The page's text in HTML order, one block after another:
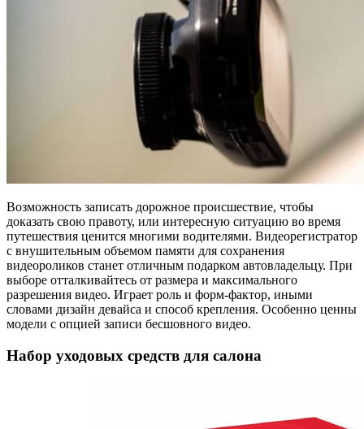
Возможность записать дорожное происшествие, чтобы
доказать свою правоту, или интересную ситуацию во время
путешествия ценится многими водителями. Видеорегистратор
с внушительным объемом памяти для сохранения
видеороликов станет отличным подарком автовладельцу. При
выборе отталкивайтесь от размера и максимального
разрешения видео. Играет роль и форм-фактор, иными
словами дизайн девайса и способ крепления. Особенно ценны
модели с опцией записи бесшовного видео.
Набор уходовых средств для салона